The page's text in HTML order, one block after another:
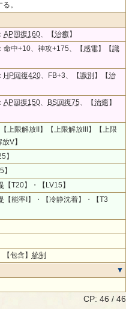
。
AP回復160、【治癒】
命中+10、神攻+175、【感電】【識
HP回復420、FB+3、【識別 】【治
AP回復150、 BS回復75、【治癒】
上限解放II】【上限解放III】【上限
V】
】
】
【T20】・【LV15】
【能率I】・【冷静沈着】・【T3
包含】 統制
CP: 46 / 46